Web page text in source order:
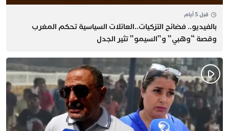
قبل 5 أيام
بالفيديو.. فضائح التزكيات..العائلات السياسية تحكم المغرب
وقصة “وهبي” و”السيمو” تثير الجدل